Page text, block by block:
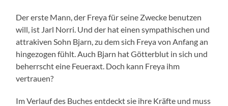
Der erste Mann, der Freya für seine Zwecke benutzen
will, ist Jarl Norri. Und der hat einen sympathischen und
attrakiven Sohn Bjarn, zu dem sich Freya von Anfang an
hingezogen fühlt. Auch Bjarn hat Götterblut in sich und
beherrscht eine Feueraxt. Doch kann Freya ihm
vertrauen?
Im Verlauf des Buches entdeckt sie ihre Kräfte und muss